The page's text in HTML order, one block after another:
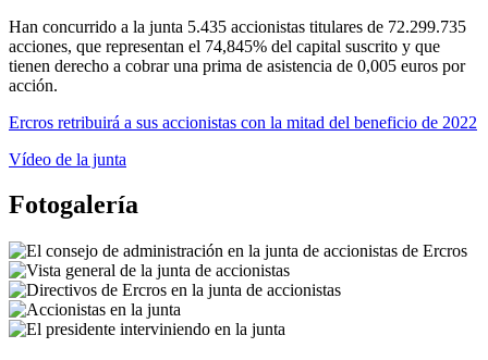
Han concurrido a la junta 5.435 accionistas titulares de 72.299.735
acciones, que representan el 74,845% del capital suscrito y que
tienen derecho a cobrar una prima de asistencia de 0,005 euros por
acción.
Ercros retribuirá a sus accionistas con la mitad del beneficio de 2022
Vídeo de la junta
Fotogalería